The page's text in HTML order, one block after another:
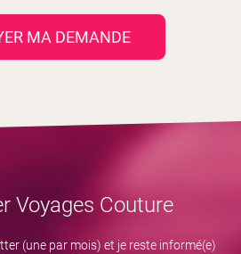
MA DEMANDE
Voyages Couture
(une par mois) et je reste informé(e)